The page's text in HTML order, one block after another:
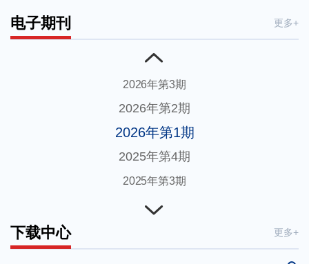
电子期刊 更多+
2026年第3期
2026年第2期
2026年第1期
2025年第4期
2025年第3期
2025年第2期
2024年第4期
下载中心 更多+